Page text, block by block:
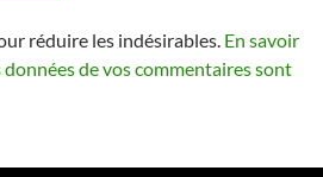
réduire les indésirables. En savoir
de vos commentaires sont